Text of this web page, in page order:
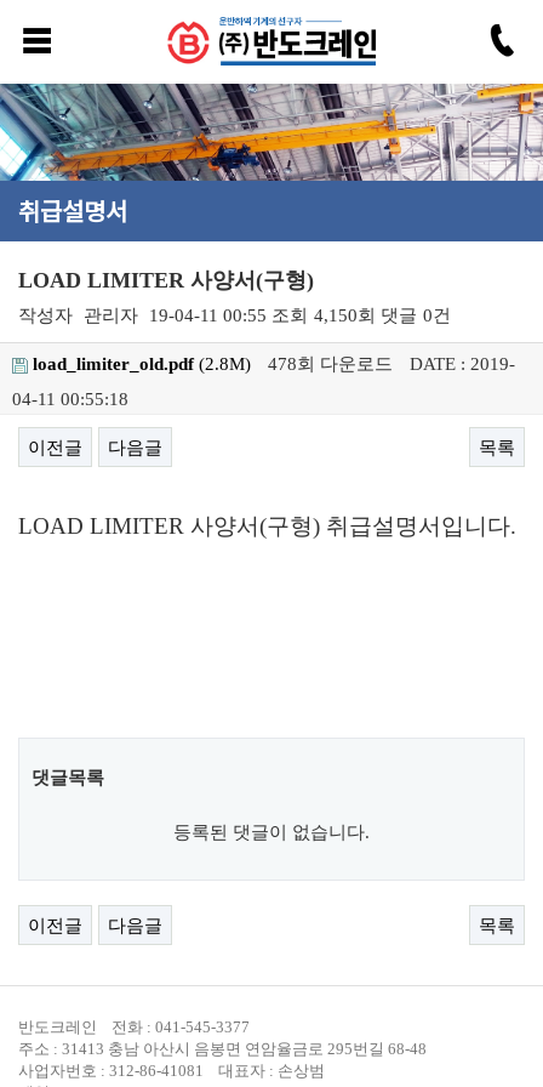
취급설명서
LOAD LIMITER 사양서(구형)
작성자 관리자 19-04-11 00:55 조회 4,150회 댓글 0건
load_limiter_old.pdf(2.8M) 478회 다운로드
DATE : 2019-
04-11 00:55:18
이전글 다음글 목록
LOAD LIMITER 사양서(구형) 취급설명서입니다.
댓글목록
등록된 댓글이 없습니다.
이전글 다음글 목록
반도크레인 전화 : 041-545-3377
주소 : 31413 충남 아산시 음봉면 연암율금로 295번길 68-48
사업자번호 : 312-86-41081 대표자 : 손상범